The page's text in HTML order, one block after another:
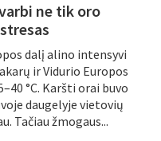
ne tik oro
dalį alino intensyvi
ir Vidurio Europos
°C. Karšti orai buvo
daugelyje vietovių
Tačiau žmogaus...